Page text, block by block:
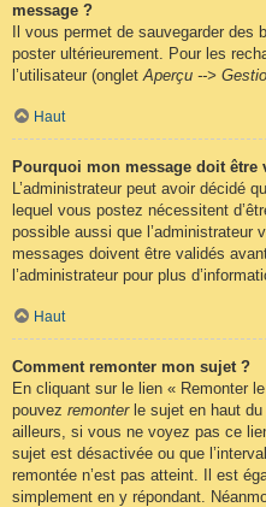
message ?
Il vous permet de sauvegarder
poster ultérieurement. Pour les
l’utilisateur (ongletAperçu -->
Haut
Pourquoi mon message doit être
L’administrateur peut avoir décidé
lequel vous postez nécessitent
possible aussi que l’administrateur
messages doivent être validés
l’administrateur pour plus
Haut
Comment remonter mon sujet ?
En cliquant sur le lien « Remonter
pouvez remonterle sujet en haut du
ailleurs, si vous ne voyez pas ce
sujet est désactivée ou que
remontée n’est pas atteint. Il est
simplement en y répondant.